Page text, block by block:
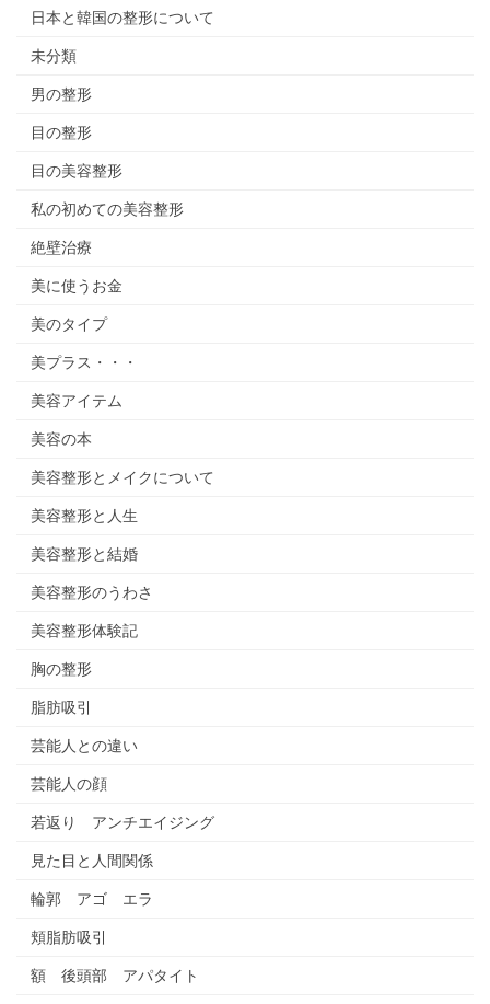
日本と韓国の整形について
未分類
男の整形
目の整形
目の美容整形
私の初めての美容整形
絶壁治療
美に使うお金
美のタイプ
美プラス・・・
美容アイテム
美容の本
美容整形とメイクについて
美容整形と人生
美容整形と結婚
美容整形のうわさ
美容整形体験記
胸の整形
脂肪吸引
芸能人との違い
芸能人の顔
若返り アンチエイジング
見た目と人間関係
輪郭 アゴ エラ
頬脂肪吸引
額 後頭部 アパタイト